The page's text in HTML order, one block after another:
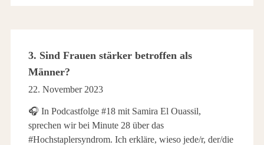
3. Sind Frauen stärker betroffen als
Männer?
22. November 2023
🎧 In Podcastfolge #18 mit Samira El Ouassil,
sprechen wir bei Minute 28 über das
#Hochstaplersyndrom. Ich erkläre, wieso jede/r, der/die